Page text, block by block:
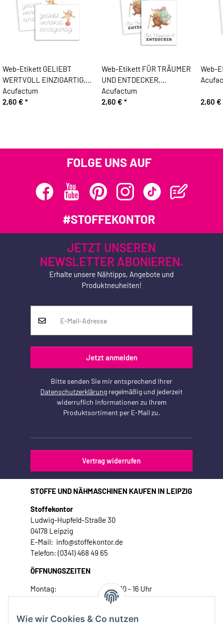
Wie wir Cookies & Co nutzen
Web-Etikett GELIEBT
WERTVOLL EINZIGARTIG,
Acufactum
2,60 € *
Web-Etikett FÜR TRÄUMER
UND ENTDECKER,
Acufactum
2,60 € *
Web-
2,60 €
FOLGE UNS AUF
#STOFFEKONTOR
JETZT UNSEREN
NEWSLETTER ABONIEREN.
Erhalte unsere Nähtipps, Angebote und
Produktneuheiten!
Jetzt anmelden
Bitte senden Sie mir entsprechend Ihrer
Datenschutzerklärung regelmäßig und jederzeit
widerruflich Informationen zu Ihrem
Produktsortiment per E-Mail zu.
Vertrag widerrufen
STOFFE UND NÄHMASCHINEN KAUFEN IN LEIPZIG
Stoffekontor
Ludwig-Hupfeld-Straße 30
04178 Leipzig
E-Mail: info@stoffekontor.de
Telefon: (0341) 468 49 65
ÖFFNUNGSZEITEN
Montag:
10 - 16 Uhr
Donnerstag:
10 - 18 Uhr